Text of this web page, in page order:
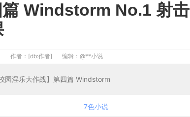
篇 Windstorm No.1 射击
作者：[db:作者] 编辑： @**小说
园淫乐大作战】第四篇 Windstorm
7色小说